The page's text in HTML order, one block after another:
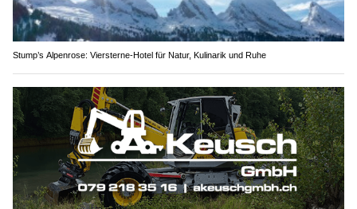
Stump’s Alpenrose: Viersterne-Hotel für Natur, Kulinarik und Ruhe